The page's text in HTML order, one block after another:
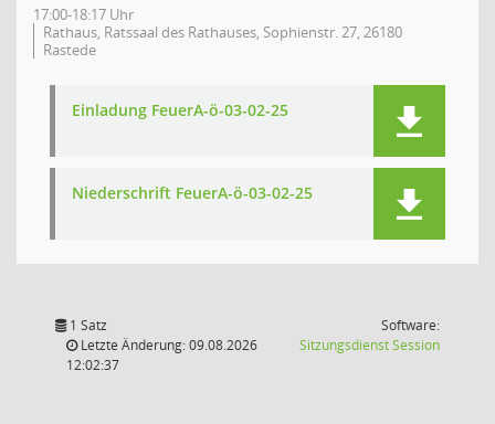
17:00-18:17 Uhr
Rathaus, Ratssaal des Rathauses, Sophienstr. 27, 26180
Rastede
Einladung FeuerA-ö-03-02-25
Niederschrift FeuerA-ö-03-02-25
1 Satz
Letzte Änderung: 09.08.2026
12:02:37
Software:
SitzungsdienstSession(Wird in